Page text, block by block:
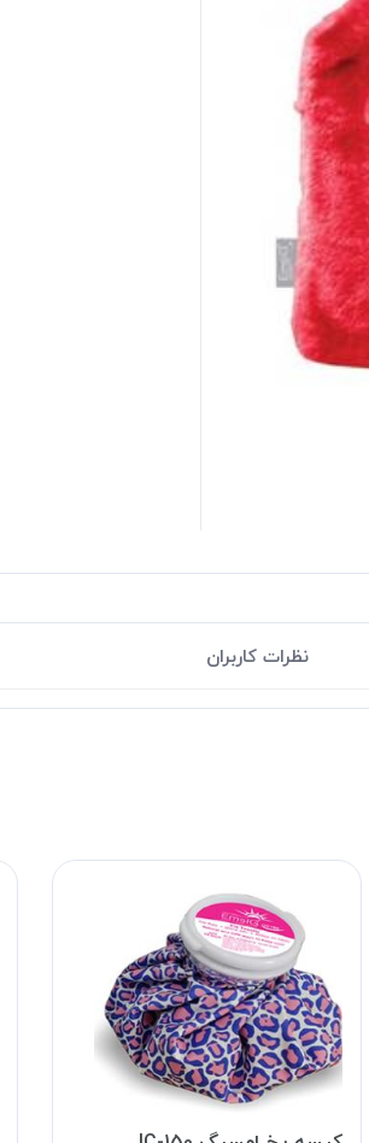
نظرات کاربران